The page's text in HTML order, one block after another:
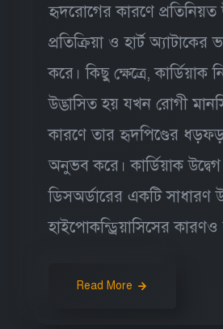
হৃদরোগের কারণে প্রতিনিয়ত
প্রতিক্রিয়া ও হার্ট
করে। কিছু ক্ষেত্রে, কার্ডিয়াক
উদ্ভাসিত হয় যখন রোগী
কারণে তার হৃদপিণ্ডের
অনুভব করে। কার্ডিয়াক
ডিসঅর্ডারের একটি সাধারণ
হাইপোকন্ড্রিয়াসিসের
Read More